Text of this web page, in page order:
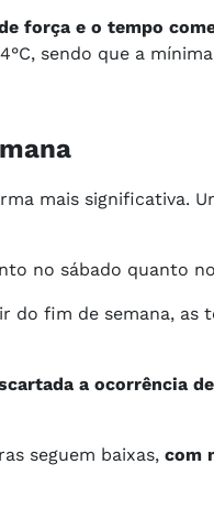
força e o tempo
sendo que a
mais significativa.
no sábado quanto
do fim de semana,
a ocorrência
seguem baixas, com